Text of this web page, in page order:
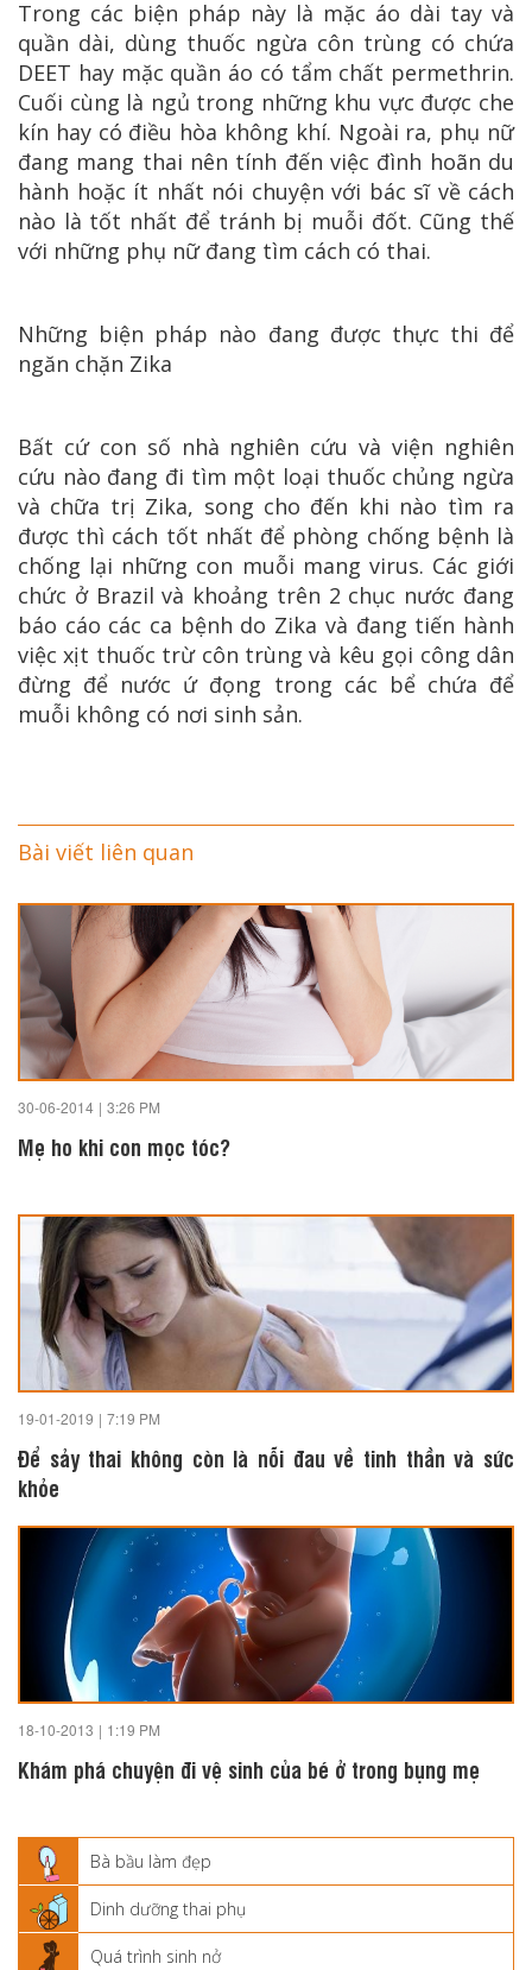
Trong các biện pháp này là mặc áo dài tay và
quần dài, dùng thuốc ngừa côn trùng có chứa
DEET hay mặc quần áo có tẩm chất permethrin.
Cuối cùng là ngủ trong những khu vực được che
kín hay có điều hòa không khí. Ngoài ra, phụ nữ
đang mang thai nên tính đến việc đình hoãn du
hành hoặc ít nhất nói chuyện với bác sĩ về cách
nào là tốt nhất để tránh bị muỗi đốt. Cũng thế
với những phụ nữ đang tìm cách có thai.
Những biện pháp nào đang được thực thi để
ngăn chặn Zika
Bất cứ con số nhà nghiên cứu và viện nghiên
cứu nào đang đi tìm một loại thuốc chủng ngừa
và chữa trị Zika, song cho đến khi nào tìm ra
được thì cách tốt nhất để phòng chống bệnh là
chống lại những con muỗi mang virus. Các giới
chức ở Brazil và khoảng trên 2 chục nước đang
báo cáo các ca bệnh do Zika và đang tiến hành
việc xịt thuốc trừ côn trùng và kêu gọi công dân
đừng để nước ứ đọng trong các bể chứa để
muỗi không có nơi sinh sản.
Bài viết liên quan
30-06-2014 | 3:26 PM
Mẹ ho khi con mọc tóc?
19-01-2019 | 7:19 PM
Để sảy thai không còn là nỗi đau về tinh thần và sức
khỏe
18-10-2013 | 1:19 PM
Khám phá chuyện đi vệ sinh của bé ở trong bụng mẹ
Bà bầu làm đẹp
Dinh dưỡng thai phụ
Quá trình sinh nở